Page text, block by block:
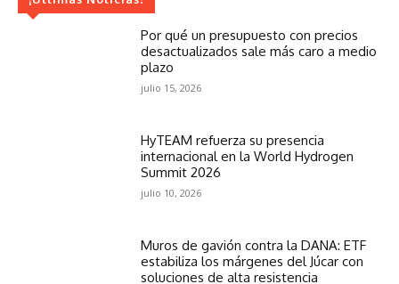
Por qué un presupuesto con precios
desactualizados sale más caro a medio
plazo
julio 15, 2026
HyTEAM refuerza su presencia
internacional en la World Hydrogen
Summit 2026
julio 10, 2026
Muros de gavión contra la DANA: ETF
estabiliza los márgenes del Júcar con
soluciones de alta resistencia